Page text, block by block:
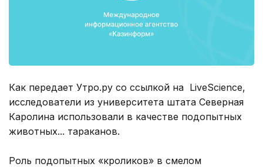
Как передает Утро.ру со ссылкой на LiveScience,
исследователи из университета штата Северная
Каролина использовали в качестве подопытных
животных... тараканов.
Роль подопытных «кроликов» в смелом